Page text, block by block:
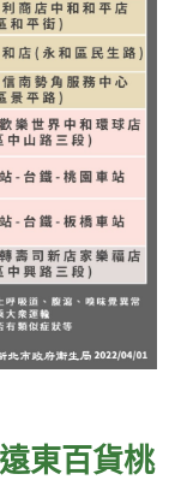
東百貨桃